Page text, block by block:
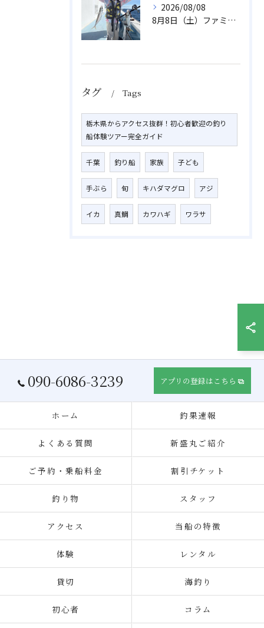
2026/08/08
8月8日（土）ファミリーアジ
タグ Tags
栃木県からアクセス抜群！初心者歓迎の釣り
船体験ツアー完全ガイド
千葉 釣り船 家族 子ども
手ぶら 旬 キハダマグロ アジ
イカ 真鯛 カワハギ ワラサ
090-6086-3239 アプリの登録はこちら
ホーム 釣果速報
よくある質問 新盛丸ご紹介
ご予約・乗船料金 割引チケット
釣り物 スタッフ
アクセス 当船の特徴
体験 レンタル
貸切 海釣り
初心者 コラム